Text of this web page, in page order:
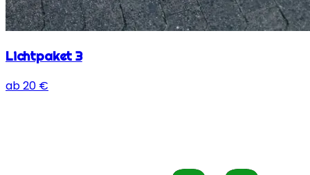
Lichtpaket 3
ab20 €